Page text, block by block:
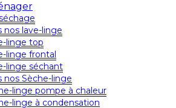
nos lave-linge
linge top
linge frontal
linge séchant
nos Sèche-linge
linge pompe à chaleur
linge à condensation